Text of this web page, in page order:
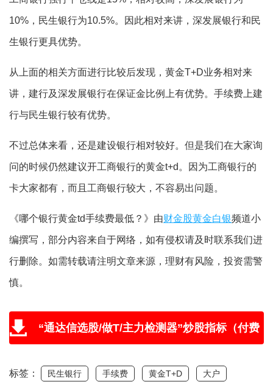
10%，民生银行为10.5%。因此相对来讲，深发展银行和民
生银行更具优势。
从上面的相关方面进行比较后发现，黄金T+D业务相对来
讲，建行及深发展银行在保证金比例上有优势。手续费上建
行与民生银行较有优势。
不过总体来看，还是建设银行相对较好。但是我们在大家询
问的时候仍然建议开工商银行的黄金t+d。因为工商银行的
卡大家都有，而且工商银行较大，不容易出问题。
《哪个银行黄金td手续费最低？》由财金股黄金白银频道小
编撰写，部分内容来自于网络，如有侵权请及时联系我们进
行删除。如需转载请注明文章来源，理财有风险，投资需警
慎。
“通达信选股/做T/主力检测器”炒股指标（付费
标签： 民生银行 手续费 黄金T+D 大户